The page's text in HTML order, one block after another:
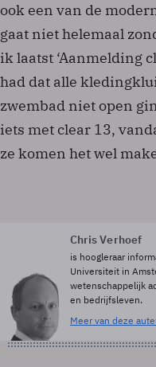
ook een van de
gaat niet helemaal
ik laatst ‘Aanmelding
had dat alle
zwembad niet open
iets met clear 13,
ze komen het wel
Chris Verhoef
is hoogleraar
Universiteit in
wetenschappelijk
en bedrijfsleven.
Meer van deze